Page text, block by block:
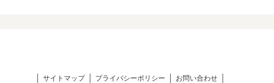
サイトマップ プライバシーポリシー お問い合わせ